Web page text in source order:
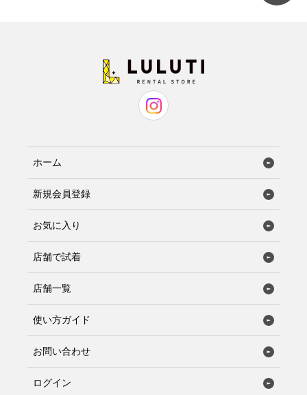
ホーム
新規会員登録
お気に入り
店舗で試着
店舗一覧
使い方ガイド
お問い合わせ
ログイン